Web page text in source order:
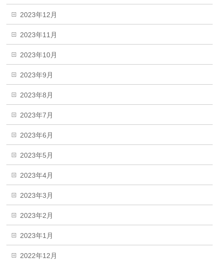
2023年12月
2023年11月
2023年10月
2023年9月
2023年8月
2023年7月
2023年6月
2023年5月
2023年4月
2023年3月
2023年2月
2023年1月
2022年12月